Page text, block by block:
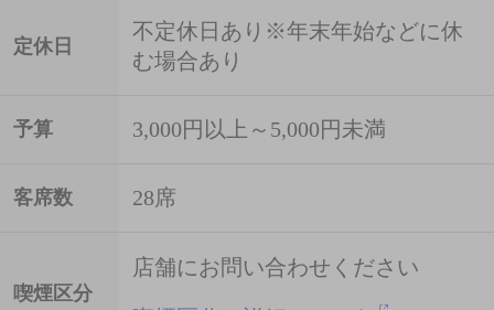
定休日
不定休日あり※年末年始などに休
む場合あり
予算 3,000円以上～5,000円未満
客席数 28席
喫煙区分
店舗にお問い合わせください